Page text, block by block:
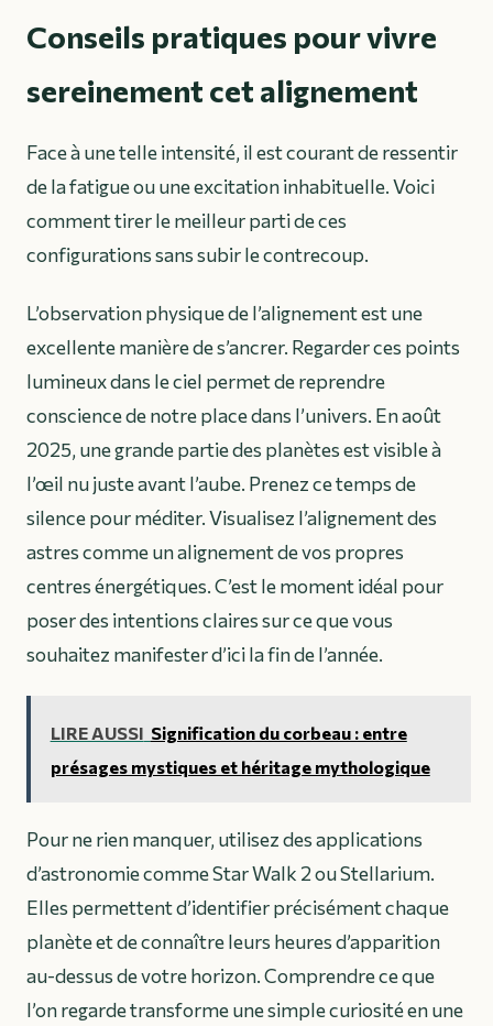
Conseils pratiques pour vivre
sereinement cet alignement
Face à une telle intensité, il est courant de ressentir
de la fatigue ou une excitation inhabituelle. Voici
comment tirer le meilleur parti de ces
configurations sans subir le contrecoup.
L’observation physique de l’alignement est une
excellente manière de s’ancrer. Regarder ces points
lumineux dans le ciel permet de reprendre
conscience de notre place dans l’univers. En août
2025, une grande partie des planètes est visible à
l’œil nu juste avant l’aube. Prenez ce temps de
silence pour méditer. Visualisez l’alignement des
astres comme un alignement de vos propres
centres énergétiques. C’est le moment idéal pour
poser des intentions claires sur ce que vous
souhaitez manifester d’ici la fin de l’année.
LIRE AUSSI Signification du corbeau : entre
présages mystiques et héritage mythologique
Pour ne rien manquer, utilisez des applications
d’astronomie comme Star Walk 2 ou Stellarium.
Elles permettent d’identifier précisément chaque
planète et de connaître leurs heures d’apparition
au-dessus de votre horizon. Comprendre ce que
l’on regarde transforme une simple curiosité en une